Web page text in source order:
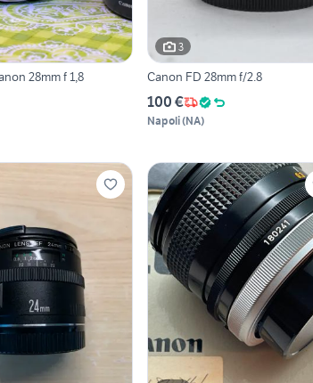
28mm f 1,8
3
Canon FD 28mm f/2.8
100 €
Napoli(NA)